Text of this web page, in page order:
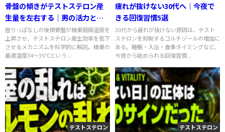
骨盤の傾きがテストステロン産
生量を左右する｜男の活力と骨
盤の関係
座りっぱなしの後傾骨盤が精巣周囲温度を
上昇させ、テストステロン産生効率を低下
させるメカニズムを科学的に解説。精巣の
最適温度34〜35℃という...
疲れが抜けない30代へ｜今夜で
きる回復習慣5選
30代から疲れが抜けない原因は、テスト
ステロンを抑制するコルチゾールの増加に
ある。睡眠・入浴・食事タイミングなど、
今夜から始められる回復習慣...
テストステロン テストステロン